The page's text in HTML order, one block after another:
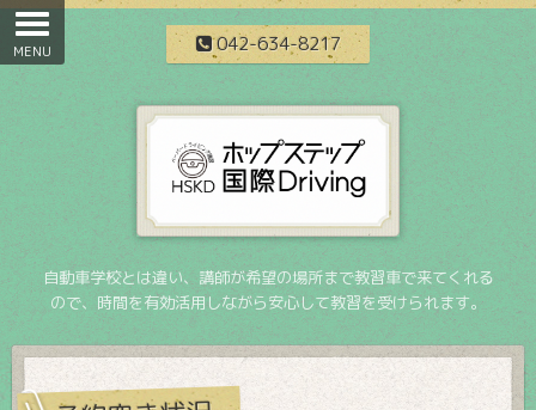
042-634-8217
自動車学校とは違い、講師が希望の場所まで教習車で来てくれる
ので、時間を有効活用しながら安心して教習を受けられます。